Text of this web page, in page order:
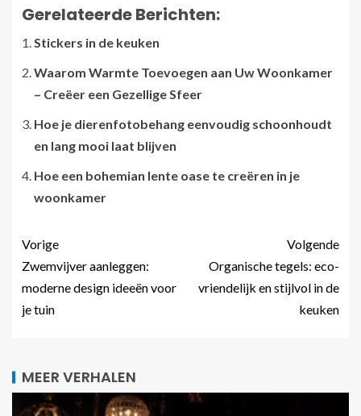
Gerelateerde Berichten:
Stickers in de keuken
Waarom Warmte Toevoegen aan Uw Woonkamer
– Creëer een Gezellige Sfeer
Hoe je dierenfotobehang eenvoudig schoonhoudt
en lang mooi laat blijven
Hoe een bohemian lente oase te creëren in je
woonkamer
Vorige
Zwemvijver aanleggen:
moderne design ideeën voor
je tuin
Volgende
Organische tegels: eco-
vriendelijk en stijlvol in de
keuken
MEER VERHALEN